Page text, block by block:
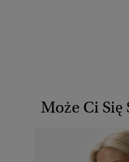
Może Ci Się